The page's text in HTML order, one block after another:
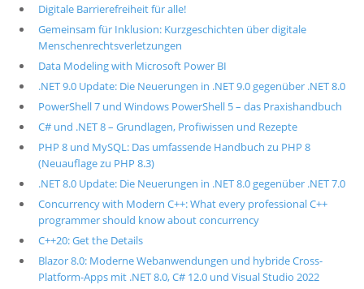
Digitale Barrierefreiheit für alle!
Gemeinsam für Inklusion: Kurzgeschichten über digitale
Menschenrechtsverletzungen
Data Modeling with Microsoft Power BI
.NET 9.0 Update: Die Neuerungen in .NET 9.0 gegenüber .NET 8.0
PowerShell 7 und Windows PowerShell 5 – das Praxishandbuch
C# und .NET 8 – Grundlagen, Profiwissen und Rezepte
PHP 8 und MySQL: Das umfassende Handbuch zu PHP 8
(Neuauflage zu PHP 8.3)
.NET 8.0 Update: Die Neuerungen in .NET 8.0 gegenüber .NET 7.0
Concurrency with Modern C++: What every professional C++
programmer should know about concurrency
C++20: Get the Details
Blazor 8.0: Moderne Webanwendungen und hybride Cross-
Platform-Apps mit .NET 8.0, C# 12.0 und Visual Studio 2022